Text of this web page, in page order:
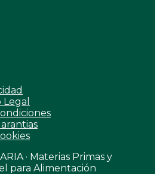
· Materias Primas y
para Alimentación